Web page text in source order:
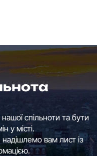
спільноти та бути
у місті.
вам лист із